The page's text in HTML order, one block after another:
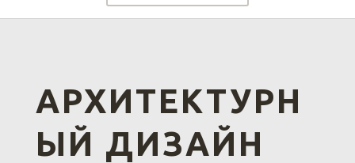
АРХИТЕКТУРН
ЫЙ ДИЗАЙН